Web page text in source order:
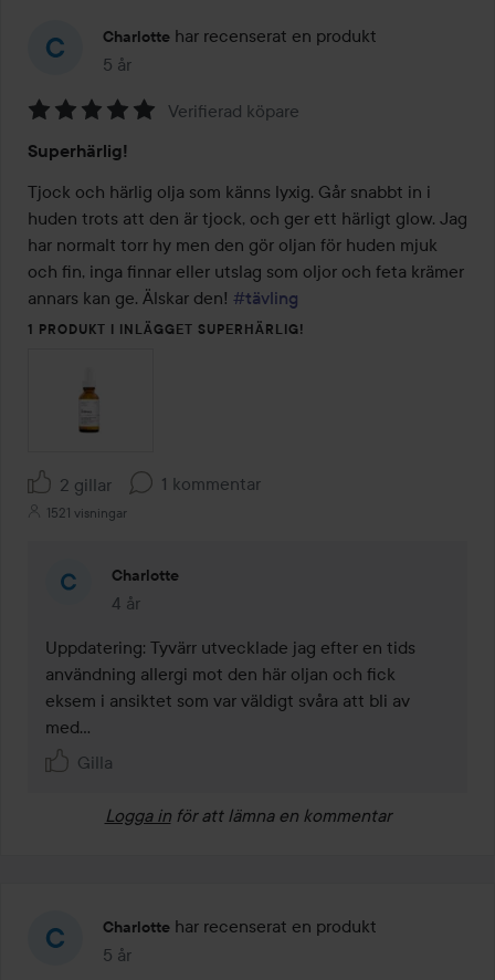
Charlotte har recenserat en produkt
5 år
Inlägget skapades 5 år
5
av
5
Verifierad köpare
Superhärlig!
Tjock och härlig olja som känns lyxig. Går snabbt in i
huden trots att den är tjock, och ger ett härligt glow. Jag
har normalt torr hy men den gör oljan för huden mjuk
och fin, inga finnar eller utslag som oljor och feta krämer
annars kan ge. Älskar den! #tävling
1 PRODUKT I INLÄGGET SUPERHÄRLIG!
2 gillar 1 kommentar
1521 visningar
Charlotte
4 år
Kommentaren lades 4 år
Uppdatering: Tyvärr utvecklade jag efter en tids
användning allergi mot den här oljan och fick
eksem i ansiktet som var väldigt svåra att bli av
med...
Gilla
Logga in för att lämna en kommentar
Charlotte har recenserat en produkt
5 år
Inlägget skapades 5 år